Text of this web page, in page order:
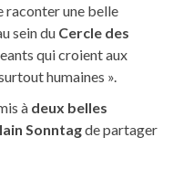
raconter une belle
sein du Cercle des
qui croient aux
humaines ».
à deux belles
Sonntagde partager